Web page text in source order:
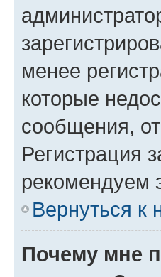
менее
которые
сообщения,
Регистрация
рекомендуем
Вернуться к
Почему мне